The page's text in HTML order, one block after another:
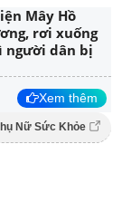
Mây Hồ
rơi xuống
người dân bị
Xem thêm
Nữ Sức Khỏe